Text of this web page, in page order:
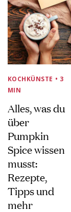
KOCHKÜNSTE • 3
MIN
Alles, was du
über
Pumpkin
Spice wissen
musst:
Rezepte,
Tipps und
mehr